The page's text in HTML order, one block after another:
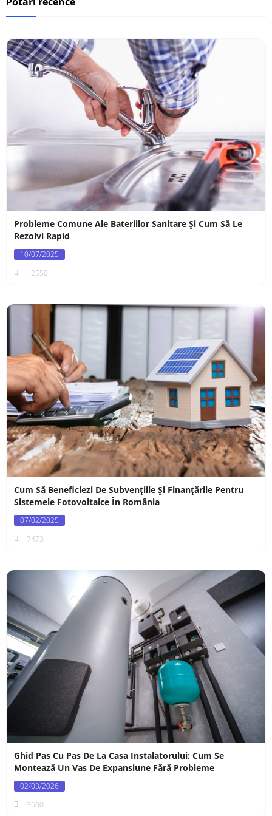
Probleme Comune Ale Bateriilor Sanitare Și Cum Să Le
Rezolvi Rapid
10/07/2025
12550
Cum Să Beneficiezi De Subvențiile Și Finanțările Pentru
Sistemele Fotovoltaice În România
07/02/2025
7473
Ghid Pas Cu Pas De La Casa Instalatorului: Cum Se
Montează Un Vas De Expansiune Fără Probleme
02/03/2026
3600